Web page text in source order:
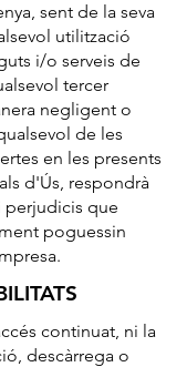
sent de la seva
utilització
i/o serveis de
tercer
negligent o
de les
en les presents
d'Ús, respondrà
perjudicis que
poguessin
continuat, ni la
descàrrega o